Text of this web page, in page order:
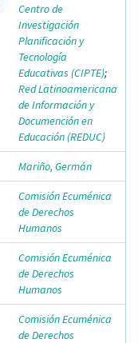
Centro de
Investigación
Planificación y
Tecnología
Educativas (CIPTE);
Red Latinoamericana
de Información y
Documención en
Educación (REDUC)
Mariño, Germán
Comisión Ecuménica
de Derechos
Humanos
Comisión Ecuménica
de Derechos
Humanos
Comisión Ecuménica
de Derechos